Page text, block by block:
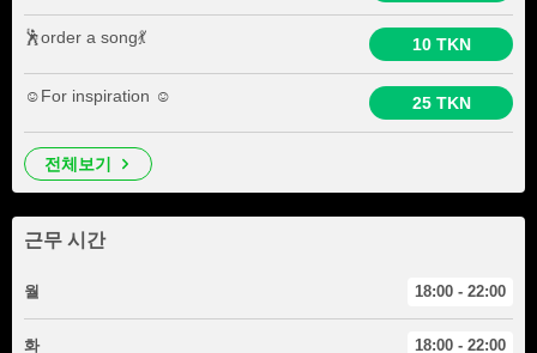
🕺order a song💃 10 TKN
☺️For inspiration ☺️ 25 TKN
전체보기
근무 시간
월 18:00 - 22:00
화 18:00 - 22:00